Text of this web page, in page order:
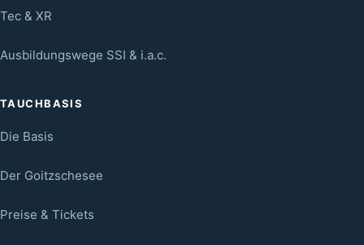
Tec & XR
Ausbildungswege SSI & i.a.c.
TAUCHBASIS
Die Basis
Der Goitzschesee
Preise & Tickets